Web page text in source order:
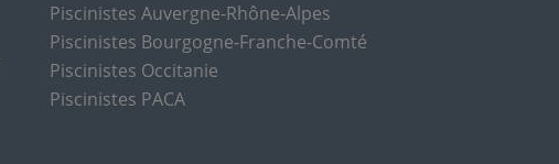
Piscinistes Auvergne-Rhône-Alpes
Piscinistes Bourgogne-Franche-Comté
Piscinistes Occitanie
Piscinistes PACA